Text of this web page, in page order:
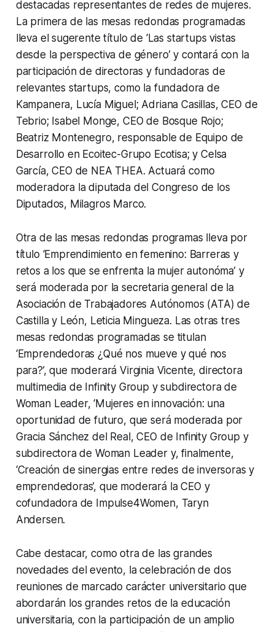
destacadas representantes de redes de mujeres.
La primera de las mesas redondas programadas
lleva el sugerente título de ‘Las startups vistas
desde la perspectiva de género’ y contará con la
participación de directoras y fundadoras de
relevantes startups, como la fundadora de
Kampanera, Lucía Miguel; Adriana Casillas, CEO de
Tebrio; Isabel Monge, CEO de Bosque Rojo;
Beatriz Montenegro, responsable de Equipo de
Desarrollo en Ecoitec-Grupo Ecotisa; y Celsa
García, CEO de NEA THEA. Actuará como
moderadora la diputada del Congreso de los
Diputados, Milagros Marco.
Otra de las mesas redondas programas lleva por
título ‘Emprendimiento en femenino: Barreras y
retos a los que se enfrenta la mujer autonóma’ y
será moderada por la secretaria general de la
Asociación de Trabajadores Autónomos (ATA) de
Castilla y León, Leticia Mingueza. Las otras tres
mesas redondas programadas se titulan
‘Emprendedoras ¿Qué nos mueve y qué nos
para?’, que moderará Virginia Vicente, directora
multimedia de Infinity Group y subdirectora de
Woman Leader, ‘Mujeres en innovación: una
oportunidad de futuro, que será moderada por
Gracia Sánchez del Real, CEO de Infinity Group y
subdirectora de Woman Leader y, finalmente,
‘Creación de sinergias entre redes de inversoras y
emprendedoras’, que moderará la CEO y
cofundadora de Impulse4Women, Taryn
Andersen.
Cabe destacar, como otra de las grandes
novedades del evento, la celebración de dos
reuniones de marcado carácter universitario que
abordarán los grandes retos de la educación
universitaria, con la participación de un amplio